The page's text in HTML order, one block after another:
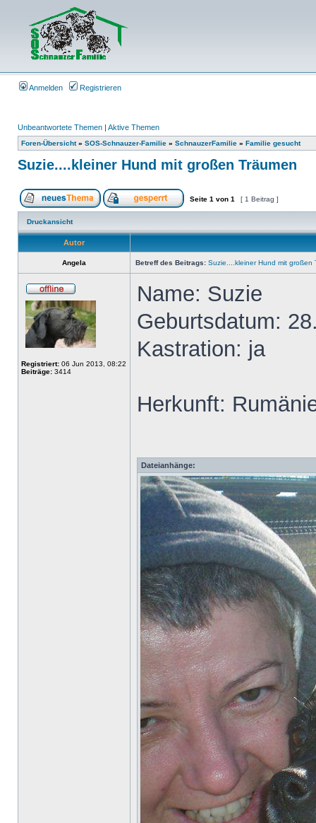
Anmelden Registrieren
Unbeantwortete Themen | Aktive Themen
Foren-Übersicht» SOS-Schnauzer-Familie » SchnauzerFamilie » Familie gesucht
Suzie....kleiner Hund mit großen Träumen
Seite 1 von 1 [ 1 Beitrag ]
Druckansicht
Autor
Angela Betreff des Beitrags: Suzie....kleiner Hund mit großen
Registriert: 06 Jun 2013, 08:22
Beiträge: 3414
Name: Suzie
Geburtsdatum:
Kastration: ja
Herkunft:
Dateianhänge: